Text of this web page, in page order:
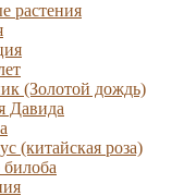
растения
(Золотой дождь)
Давида
(китайская роза)